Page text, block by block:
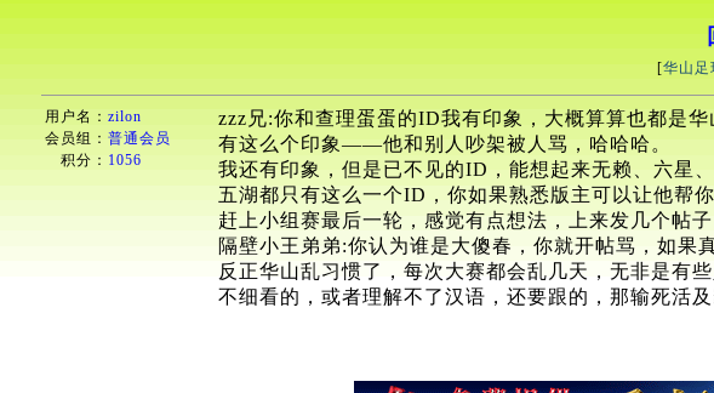
[华山足
用户名： zilon
会员组： 普通会员
积分： 1056
zzz兄:你和查理蛋蛋的ID我有印象，大概算算也都是
有这么个印象——他和别人吵架被人骂，哈哈哈。
我还有印象，但是已不见的ID，能想起来无赖、六星
五湖都只有这么一个ID，你如果熟悉版主可以让他帮
赶上小组赛最后一轮，感觉有点想法，上来发几个帖子
隔壁小王弟弟:你认为谁是大傻春，你就开帖骂，如果
反正华山乱习惯了，每次大赛都会乱几天，无非是有
不细看的，或者理解不了汉语，还要跟的，那输死活及